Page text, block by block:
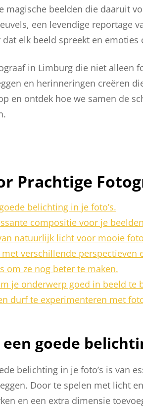
magische beelden die daaruit
een levendige reportage
elk beeld spreekt en emoties
in Limburg die niet alleen
en herinneringen creëren
en ontdek hoe we samen de
Prachtige
belichting in je foto’s.
compositie voor je
natuurlijk licht voor mooie
verschillende perspectieven
om ze nog beter te maken.
je onderwerp goed in beeld te
durf te experimenteren met
goede
belichting in je foto’s is van
Door te spelen met licht
en een extra dimensie